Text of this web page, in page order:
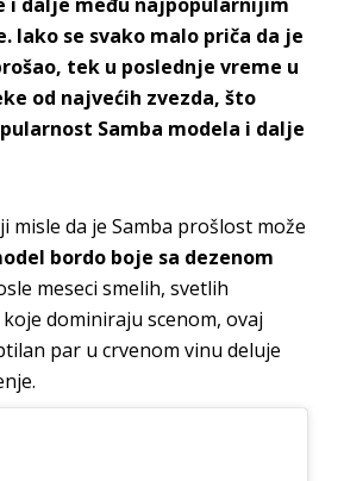
Iako se svako malo priča da je
tek u poslednje vreme u
od najvećih zvezda, što
Samba modela i dalje
misle da je Samba prošlost može
bordo boje sa dezenom
meseci smelih, svetlih
dominiraju scenom, ovaj
par u crvenom vinu deluje